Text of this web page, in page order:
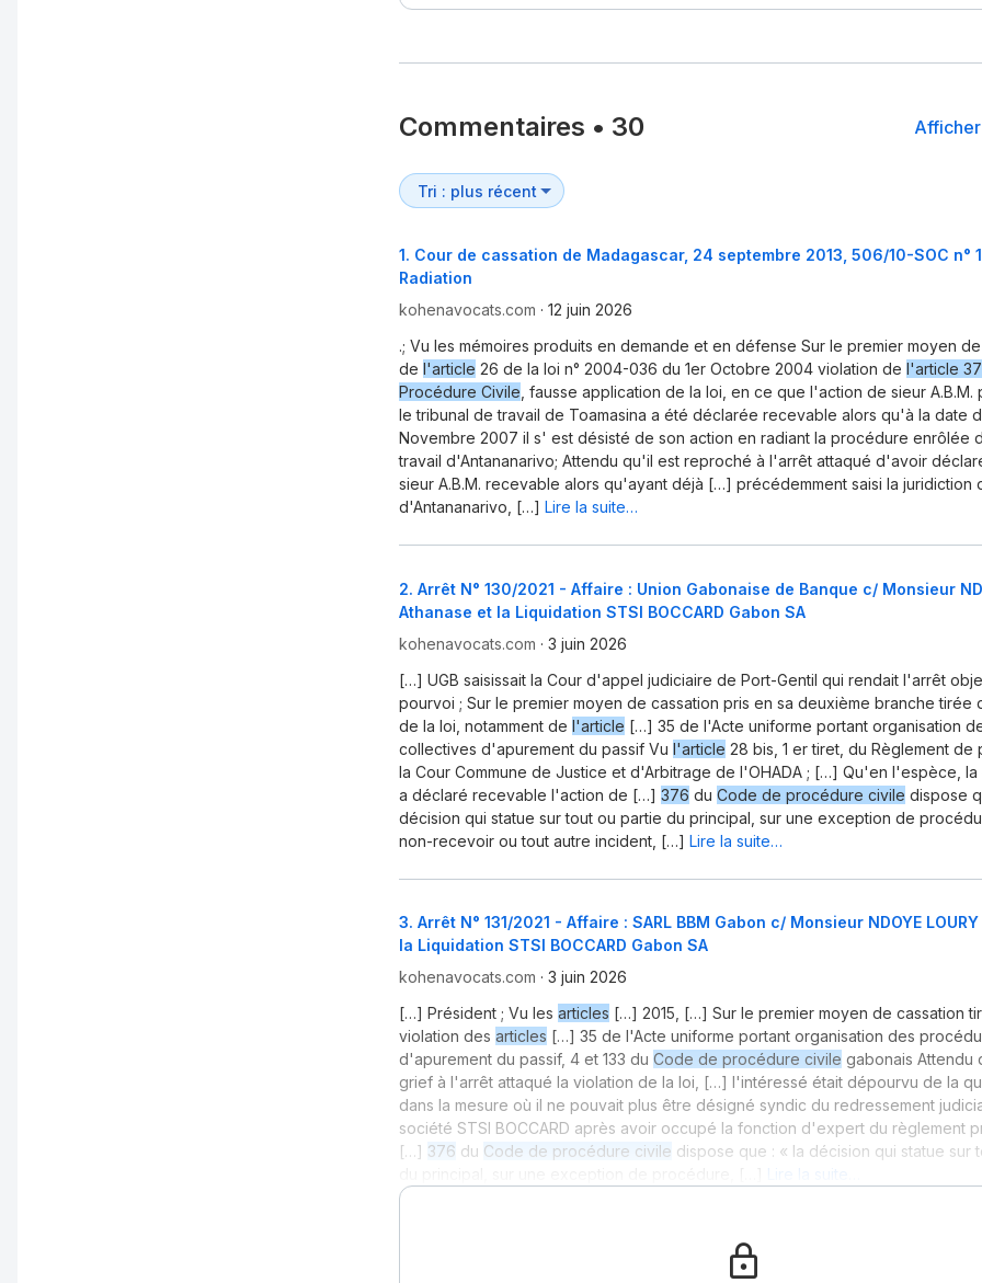
Commentaires • 30
1. Cour de cassation de Madagascar, 24 septembre 2013, 506/10-SOC n°
Radiation
kohenavocats.com · 12 juin 2026
.; Vu les mémoires produits en demande et en défense Sur le premier moyen
de l'article 26 de la loi n° 2004-036 du 1er Octobre 2004 violation de l'article
Procédure Civile , fausse application de la loi, en ce que l'action de sieur
le tribunal de travail de Toamasina a été déclarée recevable alors qu'à la date
Novembre 2007 il s' est désisté de son action en radiant la procédure enrôlée
travail d'Antananarivo; Attendu qu'il est reproché à l'arrêt attaqué d'avoir
sieur A.B.M. recevable alors qu'ayant déjà […] précédemment saisi la juridiction
d'Antananarivo, […] Lire la suite…
2. Arrêt N° 130/2021 - Affaire : Union Gabonaise de Banque c/ Monsieur
Athanase et la Liquidation STSI BOCCARD Gabon SA
kohenavocats.com · 3 juin 2026
[…] UGB saisissait la Cour d'appel judiciaire de Port-Gentil qui rendait l'arrêt
pourvoi ; Sur le premier moyen de cassation pris en sa deuxième branche tirée
de la loi, notamment de l'article […] 35 de l'Acte uniforme portant organisation
collectives d'apurement du passif Vu l'article 28 bis, 1 er tiret, du Règlement
la Cour Commune de Justice et d'Arbitrage de l'OHADA ; […] Qu'en l'espèce,
a déclaré recevable l'action de […] 376 du Code de procédure civile dispose
décision qui statue sur tout ou partie du principal, sur une exception de
non-recevoir ou tout autre incident, […] Lire la suite…
3. Arrêt N° 131/2021 - Affaire : SARL BBM Gabon c/ Monsieur NDOYE
la Liquidation STSI BOCCARD Gabon SA
kohenavocats.com · 3 juin 2026
[…] Président ; Vu les articles […] 2015, […] Sur le premier moyen de cassation
violation des articles […] 35 de l'Acte uniforme portant organisation des
d'apurement du passif, 4 et 133 du Code de procédure civile gabonais Attendu
grief à l'arrêt attaqué la violation de la loi, […] l'intéressé était dépourvu de la
dans la mesure où il ne pouvait plus être désigné syndic du redressement
société STSI BOCCARD après avoir occupé la fonction d'expert du règlement
[…] 376 du Code de procédure civile dispose que : « la décision qui statue sur
Lire la suite…